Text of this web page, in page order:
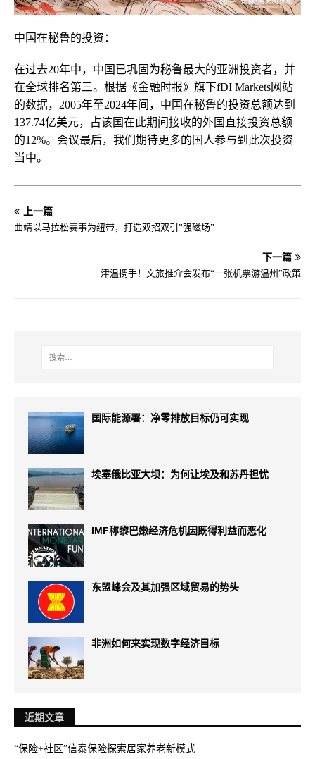
中国在秘鲁的投资：
在过去20年中，中国已巩固为秘鲁最大的亚洲投资者，并
在全球排名第三。根据《金融时报》旗下fDI Markets网站
的数据，2005年至2024年间，中国在秘鲁的投资总额达到
137.74亿美元，占该国在此期间接收的外国直接投资总额
的12%。会议最后，我们期待更多的国人参与到此次投资
当中。
上一篇
曲靖以马拉松赛事为纽带，打造双招双引”强磁场”
下一篇
津温携手！文旅推介会发布“一张机票游温州”政策
国际能源署：净零排放目标仍可实现
埃塞俄比亚大坝：为何让埃及和苏丹担忧
IMF称黎巴嫩经济危机因既得利益而恶化
东盟峰会及其加强区域贸易的势头
非洲如何来实现数字经济目标
近期文章
“保险+社区”信泰保险探索居家养老新模式